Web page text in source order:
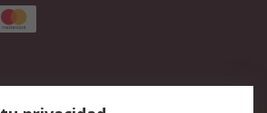
Devoluciones